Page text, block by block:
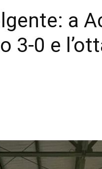
a
3-0 e